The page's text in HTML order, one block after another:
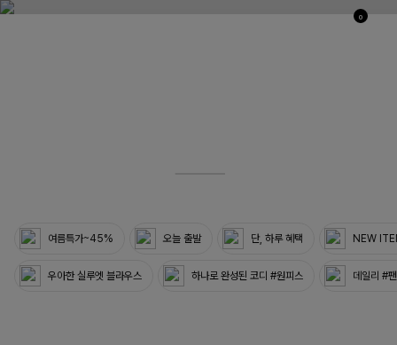
0
여름특가~45% 오늘 출발 단, 하루 혜택 NEW
우아한 실루엣 블라우스 하나로 완성된 코디 #원피스 데일리 #